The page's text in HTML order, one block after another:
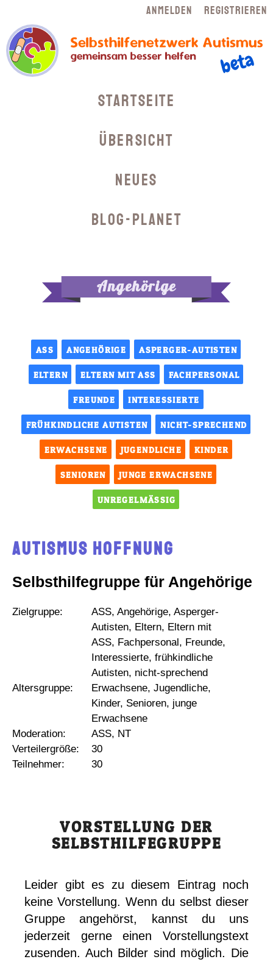
Navigation
Anmelden Registrieren
Startseite
Übersicht
Neues
Blog-Planet
Angehörige
Autismus Hoffnung
Selbsthilfegruppe für Angehörige
Zielgruppe:
ASS, Angehörige, Asperger-
Autisten, Eltern, Eltern mit
ASS, Fachpersonal, Freunde,
Interessierte, frühkindliche
Autisten, nicht-sprechend
Altersgruppe:
Erwachsene, Jugendliche,
Kinder, Senioren, junge
Erwachsene
Moderation:
ASS, NT
Verteilergröße:
30
Teilnehmer:
30
ASS ANGEHÖRIGE ASPERGER-AUTISTEN
ELTERN ELTERN MIT ASS FACHPERSONAL
FREUNDE INTERESSIERTE
FRÜHKINDLICHE AUTISTEN NICHT-SPRECHEND
ERWACHSENE JUGENDLICHE KINDER
SENIOREN JUNGE ERWACHSENE
UNREGELMÄSSIG
VORSTELLUNG DER
SELBSTHILFEGRUPPE
Leider gibt es zu diesem Eintrag noch
keine Vorstellung. Wenn du selbst dieser
Gruppe angehörst, kannst du uns
jederzeit gerne einen Vorstellungstext
zusenden. Auch Bilder sind möglich. Die